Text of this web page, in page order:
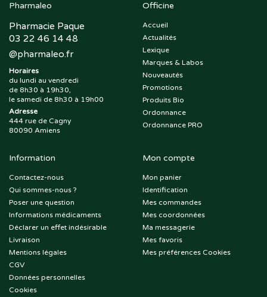
Pharmaleo
Pharmacie Paque
03 22 46 14 48
@pharmaleo.fr
Horaires
du lundi au vendredi
de 8h30 à 19h30,
le samedi de 8h30 à 19h00
Adresse
444 rue de Cagny
80090 Amiens
Officine
Accueil
Actualités
Lexique
Marques & Labos
Nouveautés
Promotions
Produits Bio
Ordonnance
Ordonnance PRO
Information
Contactez-nous
Qui sommes-nous ?
Poser une question
Informations médicaments
Déclarer un effet indésirable
Livraison
Mentions légales
CGV
Données personnelles
Cookies
Mon compte
Mon panier
Identification
Mes commandes
Mes coordonnées
Ma messagerie
Mes favoris
Mes préférences Cookies